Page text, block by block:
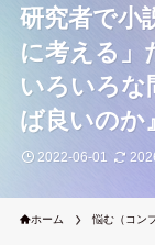
研究者で小
に考える」
いろいろな
ば良いのか』
2022-06-01
ホーム 悩む（コン